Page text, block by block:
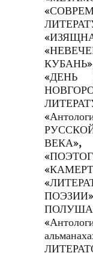
«ДЕНЬ
ВЕКА»,